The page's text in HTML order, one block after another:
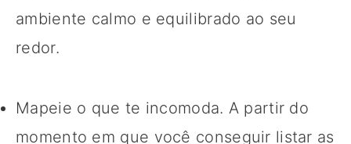
ambiente calmo e equilibrado ao seu
redor.
Mapeie o que te incomoda. A partir do
momento em que você conseguir listar as